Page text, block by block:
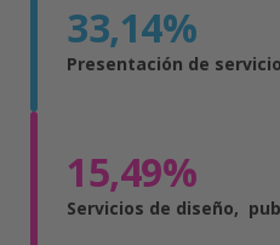
Presentación de
33,14%
Servicios de diseño,
15,49%